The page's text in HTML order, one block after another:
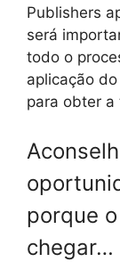
Publishers
será
todo o
aplicação
para obter
porque
chegar…